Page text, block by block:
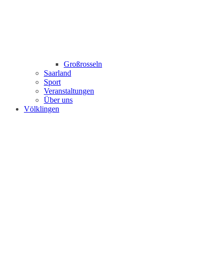
Großrosseln
Saarland
Sport
Veranstaltungen
Über uns
Völklingen